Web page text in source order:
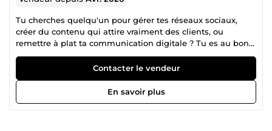
Tu cherches quelqu'un pour gérer tes réseaux sociaux,
créer du contenu qui attire vraiment des clients, ou
remettre à plat ta communication digitale ? Tu es au bon
endroit. Je suis Léa, community manager et consultante
en marketing freelance. Diplômée d'un double master de
Grenoble École de Management (GEM), j'ai travaillé en
marketing pour des marques comme Danone et Aoste
avant de me lancer à mon compte. Aujourd'hui,
Contacter le vendeur
En savoir plus